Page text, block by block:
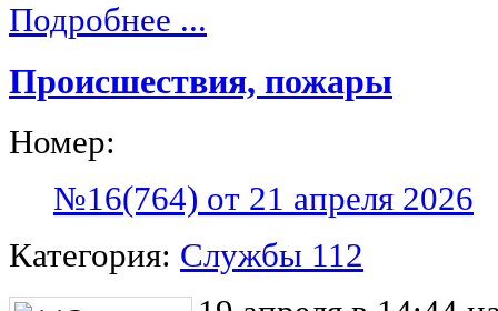
Подробнее ...
Происшествия, пожары
Номер:
№16(764) от 21 апреля 2026
Категория: Службы 112